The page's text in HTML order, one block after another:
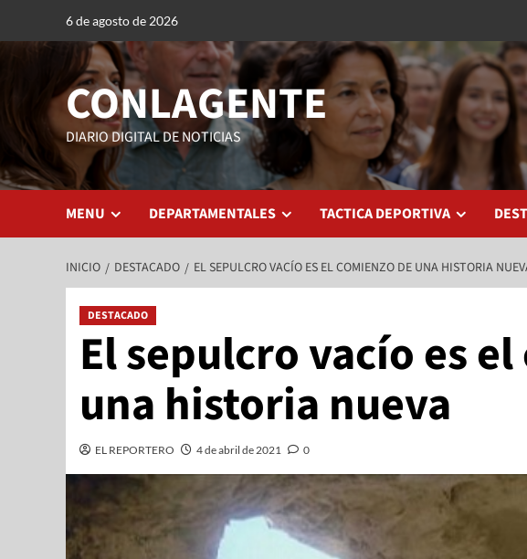
6 de agosto de 2026
CONLAGENTE
DIARIO DIGITAL DE NOTICIAS
MENU DEPARTAMENTALES TACTICA DEPORTIVA
INICIO DESTACADO EL SEPULCRO VACÍO ES EL COMIENZO DE UNA HISTORIA
DESTACADO
El sepulcro vacío es
una historia nueva
EL REPORTERO 4 de abril de 2021 0